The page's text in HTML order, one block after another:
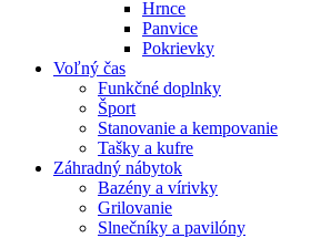
Hrnce
Panvice
Pokrievky
Voľný čas
Funkčné doplnky
Šport
Stanovanie a kempovanie
Tašky a kufre
Záhradný nábytok
Bazény a vírivky
Grilovanie
Slnečníky a pavilóny